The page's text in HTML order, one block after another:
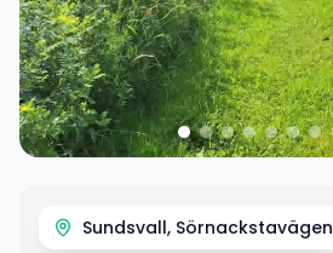
Sundsvall, Sörnackstavägen